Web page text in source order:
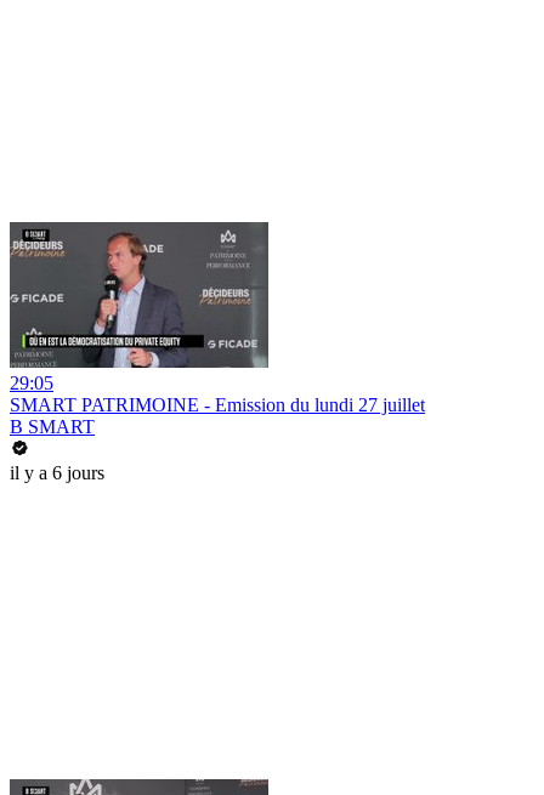
29:05
SMART PATRIMOINE - Emission du lundi 27 juillet
B SMART
il y a 6 jours